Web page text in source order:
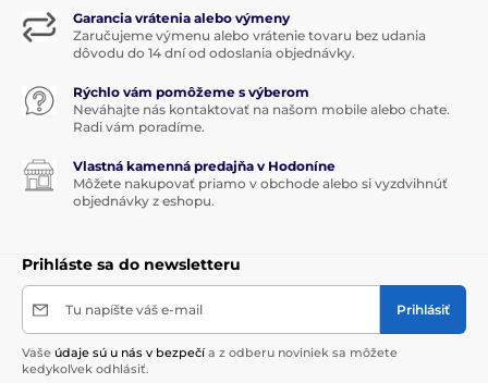
Garancia vrátenia alebo výmeny
Zaručujeme výmenu alebo vrátenie tovaru bez udania
dôvodu do 14 dní od odoslania objednávky.
Rýchlo vám pomôžeme s výberom
Neváhajte nás kontaktovať na našom mobile alebo chate.
Radi vám poradíme.
Vlastná kamenná predajňa v Hodoníne
Môžete nakupovať priamo v obchode alebo si vyzdvihnúť
objednávky z eshopu.
Prihláste sa do newsletteru
Tu napíšte váš e-mail Prihlásiť
Vaše údaje sú u nás v bezpečí a z odberu noviniek sa môžete
kedykoľvek odhlásiť.